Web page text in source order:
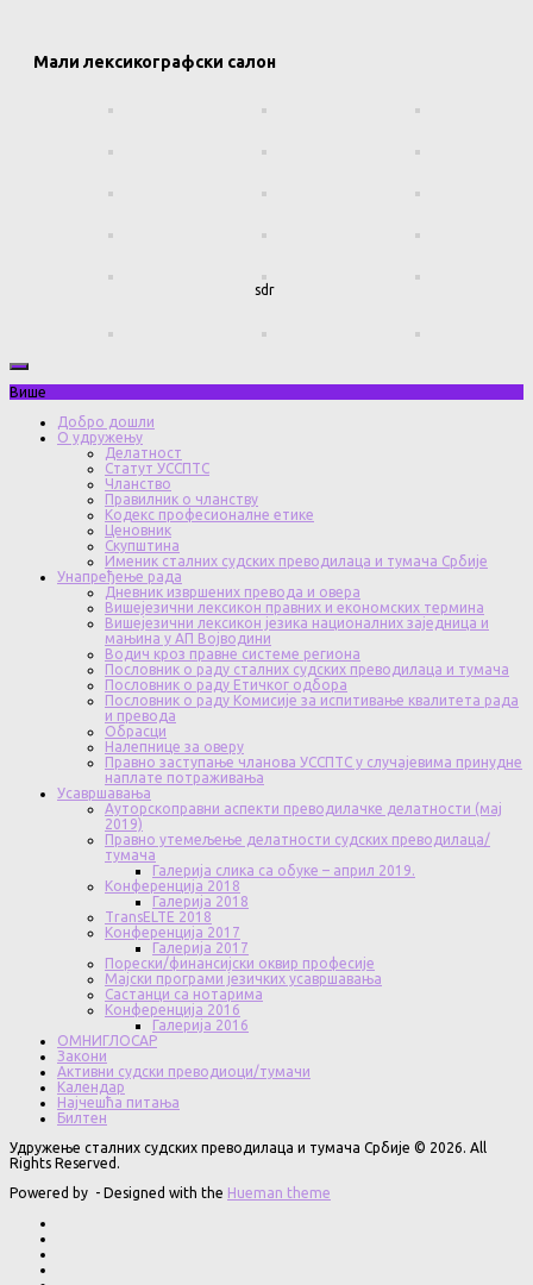
Мали лексикографски салон
sdr
Више
Добро дошли
О удружењу
Делатност
Статут УССПТС
Чланство
Правилник о чланству
Кодекс професионалне етике
Ценовник
Скупштина
Именик сталних судских преводилаца и тумача Србије
Унапређење рада
Дневник извршених превода и овера
Вишејезични лексикон правних и економских термина
Вишејезични лексикон језика националних заједница и
мањина у АП Војводини
Водич кроз правне системе региона
Пословник о раду сталних судских преводилаца и тумача
Пословник о раду Етичког одбора
Пословник о раду Комисије за испитивање квалитета рада
и превода
Обрасци
Налепнице за оверу
Правно заступање чланова УССПТС у случајевима принудне
наплате потраживања
Усавршавања
Ауторскоправни аспекти преводилачке делатности (мај
2019)
Правно утемељење делатности судских преводилаца/
тумача
Галерија слика са обуке – април 2019.
Конференција 2018
Галерија 2018
TransELTE 2018
Конференција 2017
Галерија 2017
Порески/финансијски оквир професије
Мајски програми језичких усавршавања
Састанци са нотарима
Конференција 2016
Галерија 2016
ОМНИГЛОСАР
Закони
Активни судски преводиоци/тумачи
Календар
Најчешћа питања
Билтен
Удружење сталних судских преводилаца и тумача Србије © 2026. All
Rights Reserved.
Powered by - Designed with the Hueman theme